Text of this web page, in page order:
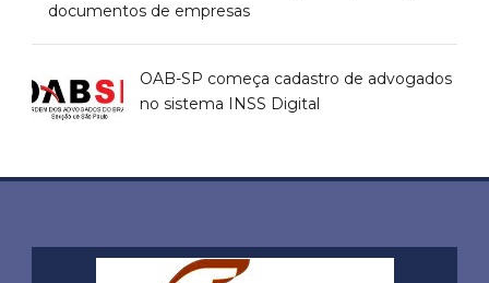
documentos de empresas
OAB-SP começa cadastro de advogados
no sistema INSS Digital